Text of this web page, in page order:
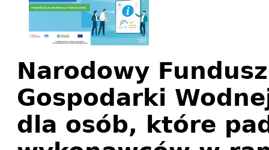
Narodowy
Gospodarki
dla osób, które